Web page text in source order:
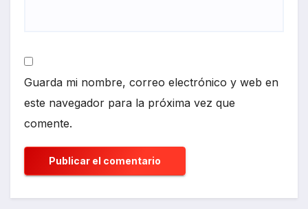
Guarda mi nombre, correo electrónico y web en
este navegador para la próxima vez que
comente.